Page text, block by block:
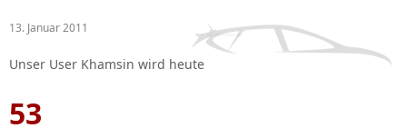
13. Januar 2011
Unser User Khamsin wird heute
53